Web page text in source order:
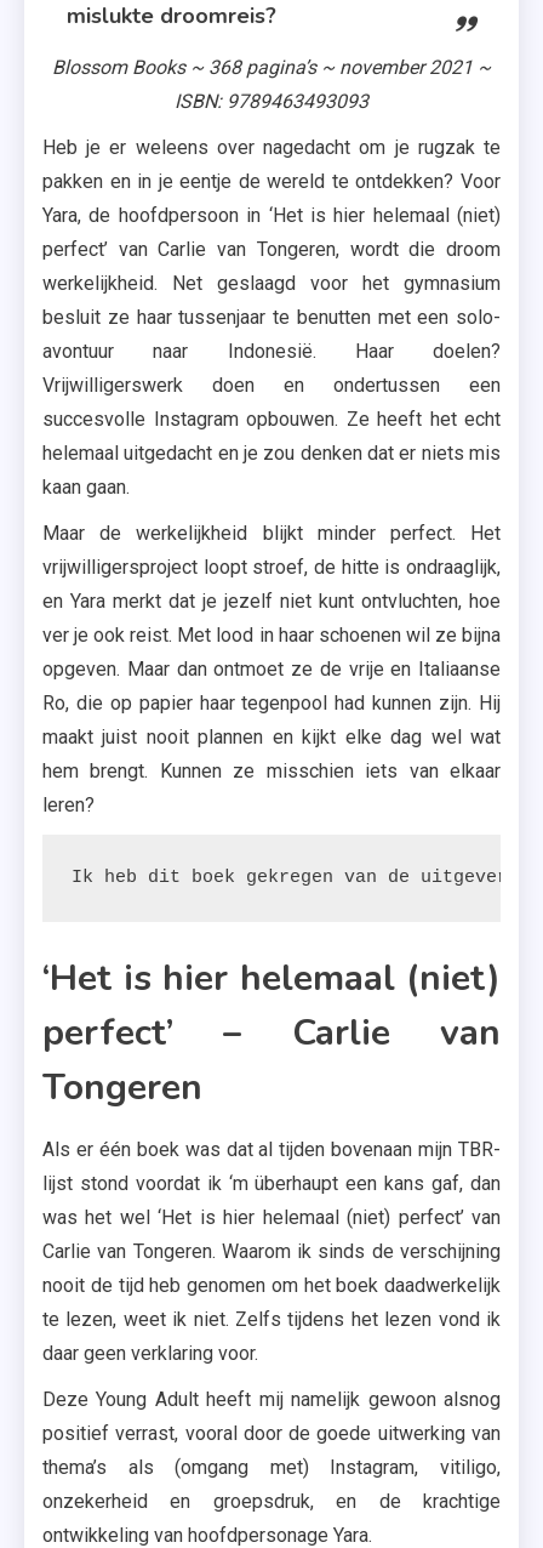
mislukte droomreis?
Blossom Books ~ 368 pagina’s ~ november 2021 ~
ISBN: 9789463493093
Heb je er weleens over nagedacht om je rugzak te
pakken en in je eentje de wereld te ontdekken? Voor
Yara, de hoofdpersoon in ‘Het is hier helemaal (niet)
perfect’ van Carlie van Tongeren, wordt die droom
werkelijkheid. Net geslaagd voor het gymnasium
besluit ze haar tussenjaar te benutten met een solo-
avontuur naar Indonesië. Haar doelen?
Vrijwilligerswerk doen en ondertussen een
succesvolle Instagram opbouwen. Ze heeft het echt
helemaal uitgedacht en je zou denken dat er niets mis
kaan gaan.
Maar de werkelijkheid blijkt minder perfect. Het
vrijwilligersproject loopt stroef, de hitte is ondraaglijk,
en Yara merkt dat je jezelf niet kunt ontvluchten, hoe
ver je ook reist. Met lood in haar schoenen wil ze bijna
opgeven. Maar dan ontmoet ze de vrije en Italiaanse
Ro, die op papier haar tegenpool had kunnen zijn. Hij
maakt juist nooit plannen en kijkt elke dag wel wat
hem brengt. Kunnen ze misschien iets van elkaar
leren?
Ik heb dit boek gekregen van de
‘Het is hier helemaal (niet)
perfect’ – Carlie van
Tongeren
Als er één boek was dat al tijden bovenaan mijn TBR-
lijst stond voordat ik ‘m überhaupt een kans gaf, dan
was het wel ‘Het is hier helemaal (niet) perfect’ van
Carlie van Tongeren. Waarom ik sinds de verschijning
nooit de tijd heb genomen om het boek daadwerkelijk
te lezen, weet ik niet. Zelfs tijdens het lezen vond ik
daar geen verklaring voor.
Deze Young Adult heeft mij namelijk gewoon alsnog
positief verrast, vooral door de goede uitwerking van
thema’s als (omgang met) Instagram, vitiligo,
onzekerheid en groepsdruk, en de krachtige
ontwikkeling van hoofdpersonage Yara.